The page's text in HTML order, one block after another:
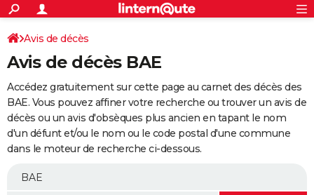
ACTUALITÉS
Politique
Société
Faits Divers
Education
Monde
Villes
+
SPORT
Coupe du monde 2026
Football
Tennis
Cyclisme
Rugby
Forum
Programme TV
TNT
Streaming
Cinéma
Sorties cinéma
Musique
+
FINANCE
Retraite
Impôts
Epargne
Immobilier
Risques naturels par ville
Banque
Assurance
Crédit
AUTO
Essais
Réserver un essai
Citadines
Berlines
SUV
Forum auto
+
Mobiles
Meilleur smartphone
Internet
Ordinateurs
Jeux vidéo
Guide high-tech
Avis de décès
Avis de décès BAE
Accédez gratuitement sur cette page au carnet des décès des
BAE. Vous pouvez affiner votre recherche ou trouver un avis de
décès ou un avis d'obsèques plus ancien en tapant le nom
d'un défunt et/ou le nom ou le code postal d'une commune
dans le moteur de recherche ci-dessous.